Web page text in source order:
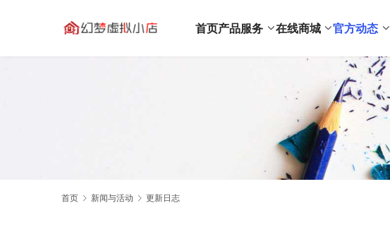
首页产品服务 在线商城 官方动态
首页 新闻与活动 更新日志